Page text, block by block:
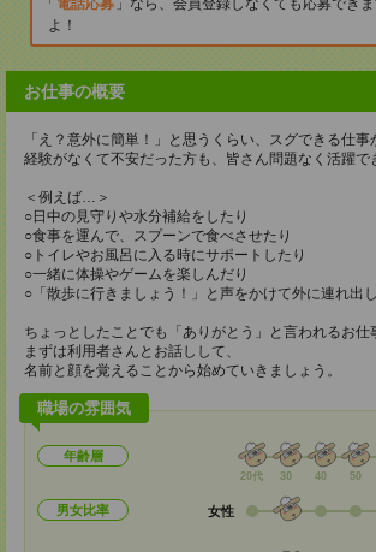
電話応募
なら、会員登録しなくても応募でき
よ！
お仕事の概要
「え？意外に簡単！」と思うくらい、スグできる仕事
経験がなくて不安だった方も、皆さん問題なく活躍で
＜例えば…＞
○日中の見守りや水分補給をしたり
○食事を運んで、スプーンで食べさせたり
○トイレやお風呂に入る時にサポートしたり
○一緒に体操やゲームを楽しんだり
○「散歩に行きましょう！」と声をかけて外に連れ出
ちょっとしたことでも「ありがとう」と言われるお仕
まずは利用者さんとお話しして、
名前と顔を覚えることから始めていきましょう。
職場の雰囲気
年齢層
20代 30 40 50
男女比率 女性